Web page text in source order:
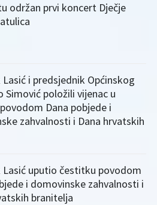
održan prvi koncert Dječje
Lasić i predsjednik Općinskog
Simović položili vijenac u
Dana pobjede i
zahvalnosti i Dana hrvatskih
Lasić uputio čestitku povodom
i domovinske zahvalnosti i
branitelja